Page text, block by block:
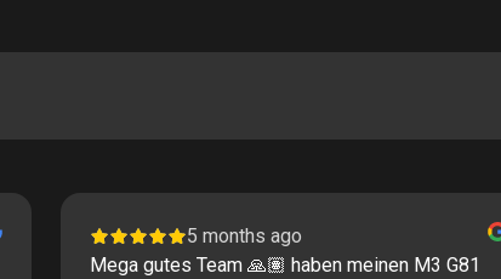
5 months ago
Mega gutes Team 🙏🏽 haben meinen M3 G81